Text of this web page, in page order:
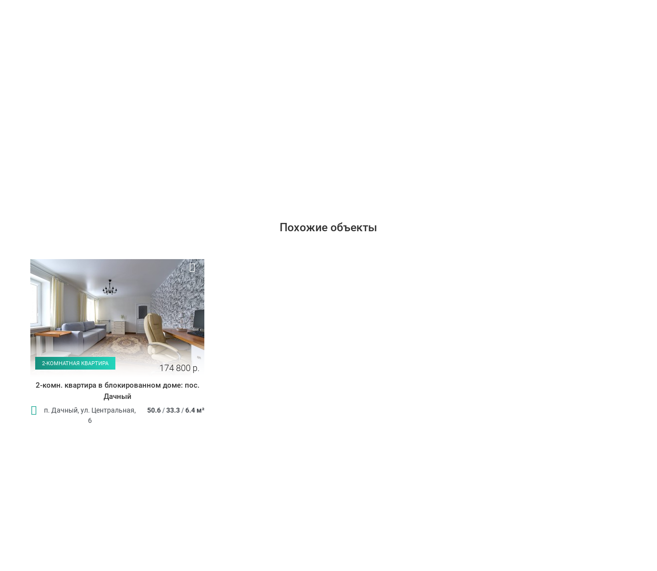
Похожие объекты
2-КОМНАТНАЯ КВАРТИРА 174 800 р.
2-комн. квартира в блокированном доме: пос.
Дачный
п. Дачный, ул. Центральная,
6
50.6/33.3/6.4 м²